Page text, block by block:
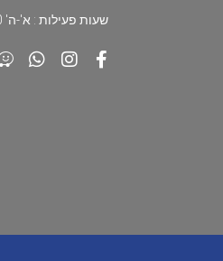
שעות פעילות : א'-ה' 8:00 - 19:00